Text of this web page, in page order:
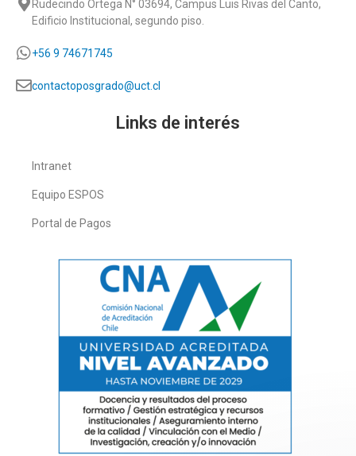
Rudecindo Ortega N° 03694, Campus Luis Rivas del Canto,
Edificio Institucional, segundo piso.
+56 9 74671745
contactoposgrado@uct.cl
Links de interés
Intranet
Equipo ESPOS
Portal de Pagos